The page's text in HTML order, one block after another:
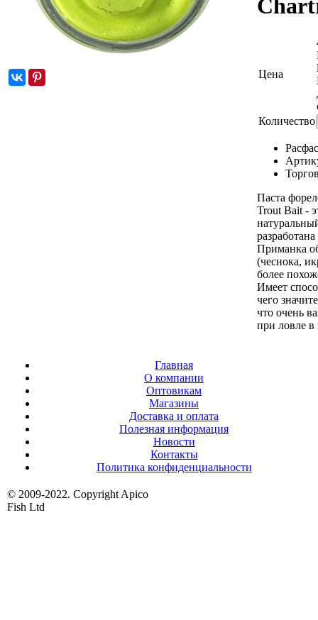
Цена
Количество
Паста
Trout Bait -
Приманка
(чеснока,
более
Имеет
чего
что очень
при ловле в
Главная
О компании
Оптовикам
Магазины
Доставка и оплата
Полезная информация
Новости
Контакты
Политика конфиденциальности
© 2009-2022. Copyright Apico
Fish Ltd